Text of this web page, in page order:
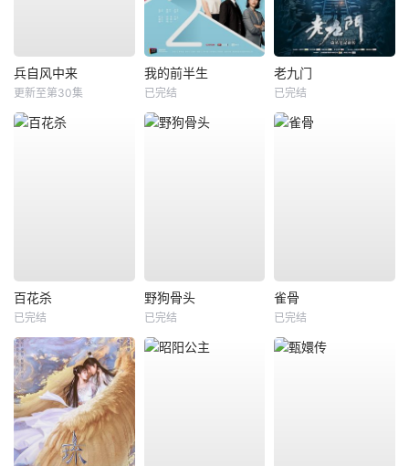
兵自风中来
更新至第30集
我的前半生
已完结
老九门
已完结
百花杀
已完结
野狗骨头
已完结
雀骨
已完结